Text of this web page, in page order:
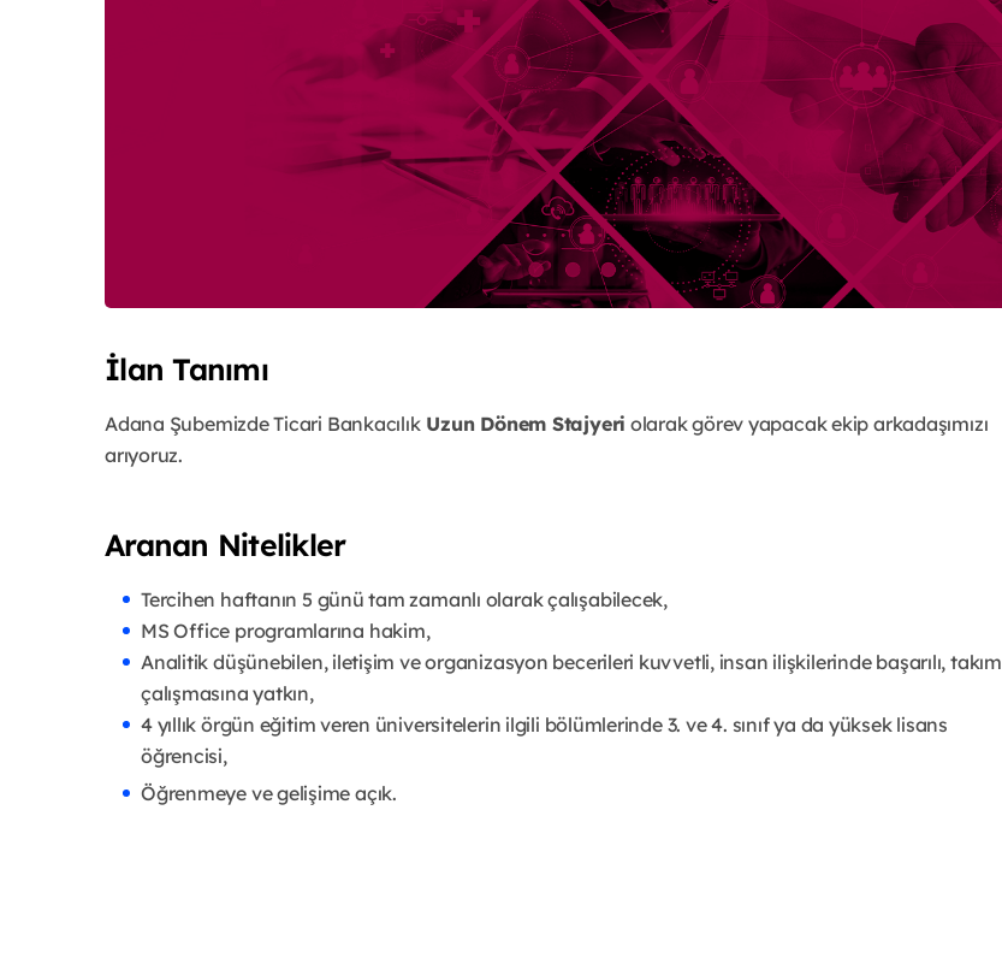
İlan Tanımı
Adana Şubemizde Ticari BankacılıkUzun Dönem Stajyeri olarak görev yapacak ekip arkadaşımızı
arıyoruz.
Aranan Nitelikler
Tercihen haftanın 5 günü tam zamanlı olarak çalışabilecek,
MS Office programlarına hakim,
Analitik düşünebilen, iletişim ve organizasyon becerileri kuvvetli, insan ilişkilerinde başarılı, takım
çalışmasına yatkın,
4 yıllık örgün eğitim veren üniversitelerin ilgili bölümlerinde 3. ve 4. sınıf ya da yüksek lisans
öğrencisi,
Öğrenmeye ve gelişime açık.